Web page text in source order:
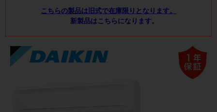
こちらの製品は旧式で在庫限りとなります。
新製品はこちらになります。